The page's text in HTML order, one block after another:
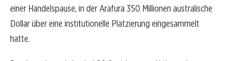
einer Handelspause, in der Arafura 350 Millionen australische
Dollar über eine institutionelle Platzierung eingesammelt
hatte.